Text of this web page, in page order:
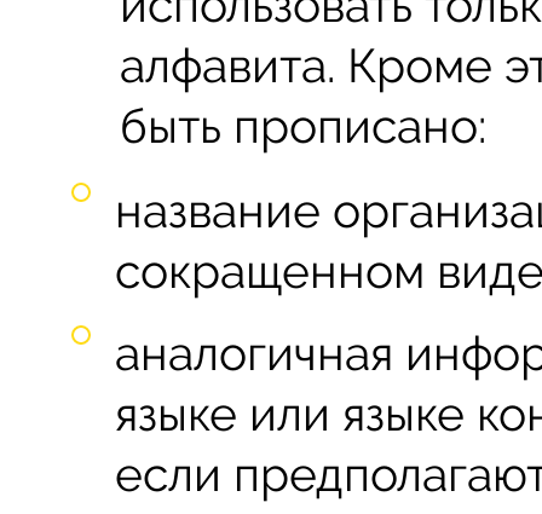
алфавита. Кроме
быть прописано:
название
сокращенном
аналогичная
языке или языке
если